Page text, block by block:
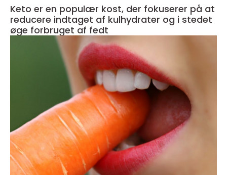
Keto er en populær kost, der fokuserer på at
reducere indtaget af kulhydrater og i stedet
øge forbruget af fedt